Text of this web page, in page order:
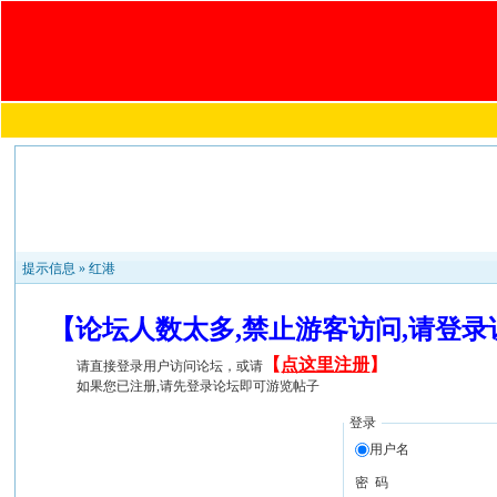
提示信息 »红港
【论坛人数太多,禁止游客访问,请登
请直接登录用户访问论坛，或请 【 点这里注册】
如果您已注册,请先登录论坛即可游览帖子
登录
用户名
密 码